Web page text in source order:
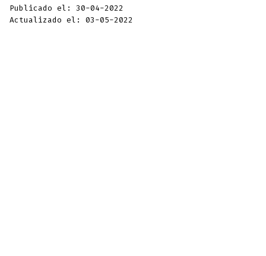
Publicado el: 30-04-2022
Actualizado el: 03-05-2022